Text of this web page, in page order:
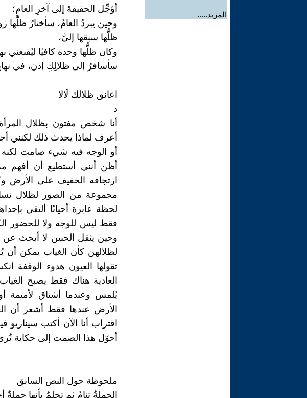
المزيد.....
أؤجِّل الحقيقةَ إلى آخرِ العام؛
وحين يبردُ العامُ، سأختارُ
ظلُّها سبقها إليَّ،
وكان ظلُّها وحده كافيًا ليُقنعني
سأسافرُ إلى ظلالِكِ إذن، في
اعانق ظلالك لَالا
د
أنا شخص مفتون بظلال
أعرف لماذا يحدث ذلك لكنني
أو الوجه فيه شيء صامت لكنه
أظن أنني أستطيع أن أفهم
ارتجافه الخفيف على الأرض
مجموعة من الصور لظلال
لحظة عابرة أحيانًا ألتقي
فقط ليس للوجه ولا للحضور
وحين يثقل الحنين لا أبحث
لظلالهن كأن الغياب يمكن أن
تقولها العيون هدوء الوقفة
العادية هناك فقط يصبح
يُلمس وعندما أشتاق لأميمة
الأرض عندها فقط أشعر أن
اقتراب أنا الآن أكتب
أحوّل هذا الصمت إلى حكاية
ملحوظة حول النص السابق
الجملةُ تنامُ ثم تحلمُ بأنها جملةٌ